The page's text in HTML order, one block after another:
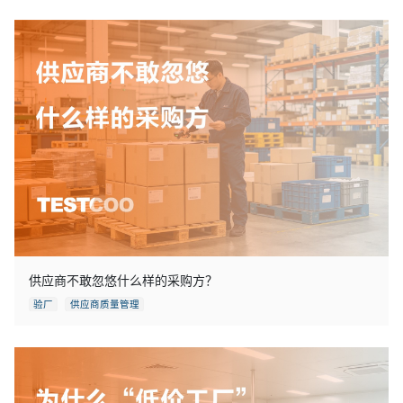
供应商不敢忽悠什么样的采购方？
验厂 供应商质量管理